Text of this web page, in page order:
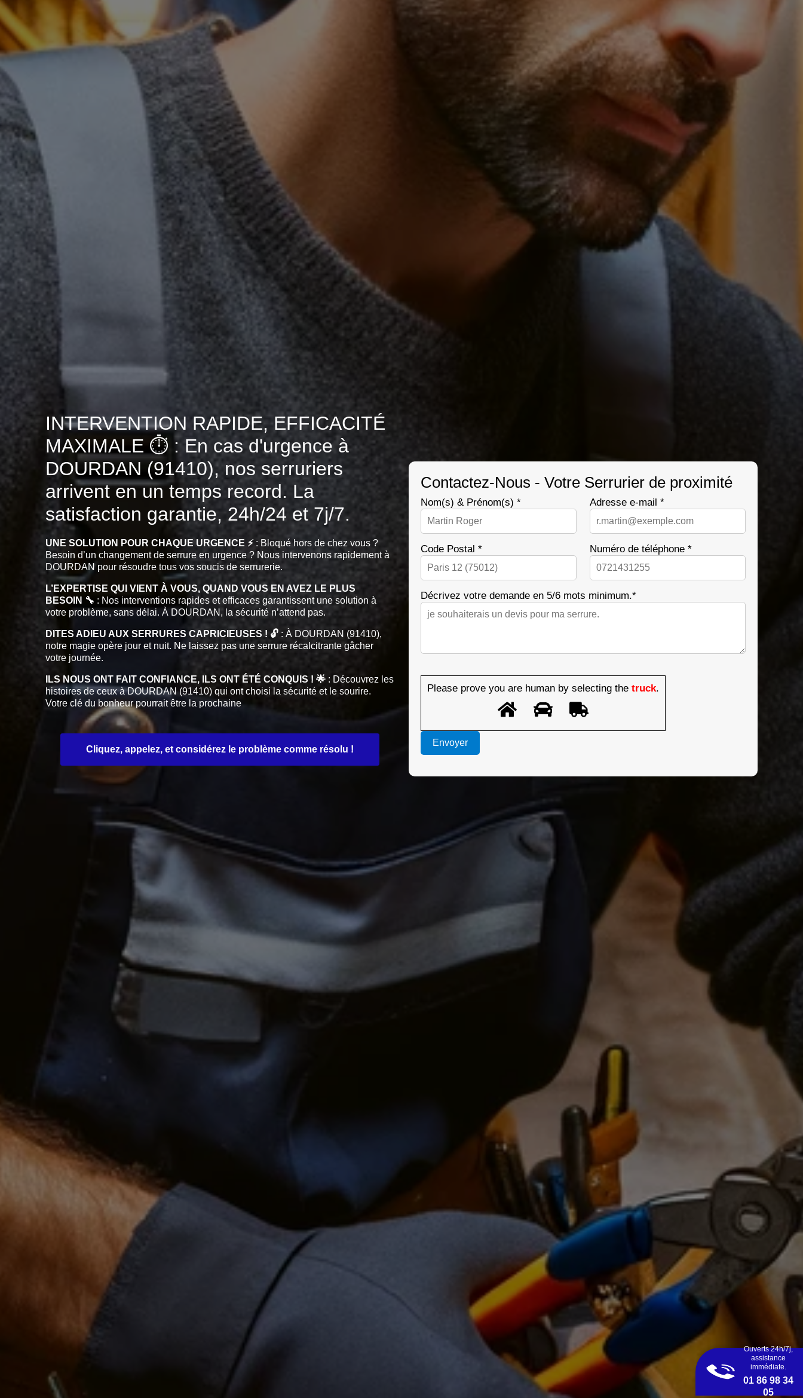
INTERVENTION RAPIDE, EFFICACITÉ
MAXIMALE ⏱️ : En cas d'urgence à
DOURDAN (91410), nos serruriers
arrivent en un temps record. La
satisfaction garantie, 24h/24 et 7j/7.
UNE SOLUTION POUR CHAQUE URGENCE ⚡: Bloqué hors de chez vous ?
Besoin d’un changement de serrure en urgence ? Nous intervenons rapidement à
DOURDAN pour résoudre tous vos soucis de serrurerie.
L’EXPERTISE QUI VIENT À VOUS, QUAND VOUS EN AVEZ LE PLUS
BESOIN 🔧 : Nos interventions rapides et efficaces garantissent une solution à
votre problème, sans délai. À DOURDAN, la sécurité n’attend pas.
DITES ADIEU AUX SERRURES CAPRICIEUSES ! 🔓 : À DOURDAN (91410),
notre magie opère jour et nuit. Ne laissez pas une serrure récalcitrante gâcher
votre journée.
ILS NOUS ONT FAIT CONFIANCE, ILS ONT ÉTÉ CONQUIS ! 🌟 : Découvrez les
histoires de ceux à DOURDAN (91410) qui ont choisi la sécurité et le sourire.
Votre clé du bonheur pourrait être la prochaine
Cliquez, appelez, et considérez le problème comme résolu !
Contactez-Nous - Votre Serrurier de proximité
Nom(s) & Prénom(s) * Adresse e-mail *
Code Postal * Numéro de téléphone *
Décrivez votre demande en 5/6 mots minimum.*
Please prove you are human by selecting the truck.
Ouverts 24h/7j,
assistance
immédiate.
01 86 98 34
05